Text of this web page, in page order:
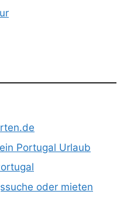
Portugal Urlaub
oder mieten